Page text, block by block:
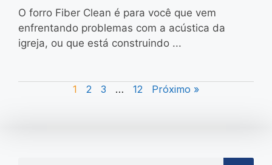
O forro Fiber Clean é para você que vem
enfrentando problemas com a acústica da
igreja, ou que está construindo ...
1 2 3 … 12 Próximo »